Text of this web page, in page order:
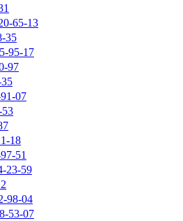
65-13
35
95-17
97
07
53
18
51
23-59
98-04
53-07